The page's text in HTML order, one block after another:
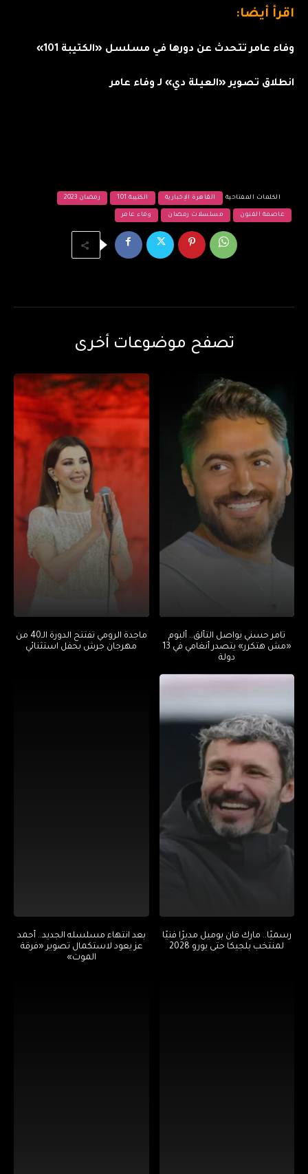
اقرأ أيضا:
وفاء عامر تتحدث عن دورها في مسلسل «الكتيبة 101»
انطلاق تصوير «العيلة دي» لـ وفاء عامر
الكلمات المفتاحية القاهرة الإخبارية الكتيبة 101 رمضان 2023
عاصمة الفنون مسلسلات رمضان وفاء عامر
تصفح موضوعات أخرى
تامر حسني يواصل التألق.. ألبوم
«مش هتكرر» يتصدر أنغامي في 13
دولة
ماجدة الرومي تفتتح الدورة الـ40 من
مهرجان جرش بحفل استثنائي
رسميًا.. مارك فان بوميل مديرًا فنيًا
لمنتخب بلجيكا حتى يورو 2028
بعد انتهاء مسلسله الجديد.. أحمد
عز يعود لاستكمال تصوير «فرقة
الموت»